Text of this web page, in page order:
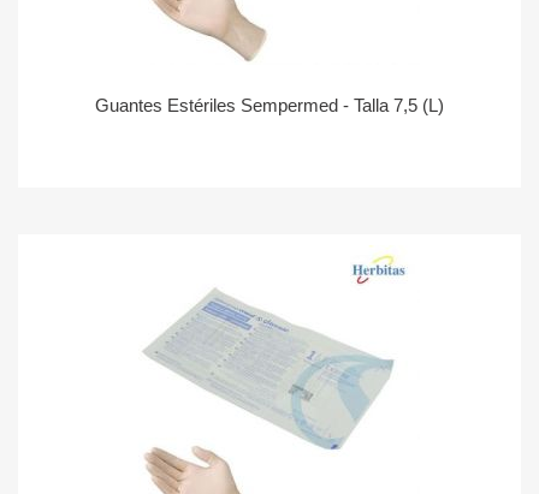
Guantes Estériles Sempermed - Talla 7,5 (L)